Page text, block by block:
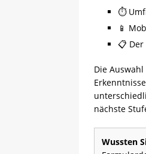
⏱️
📱
📋
Die
nächste
Wussten